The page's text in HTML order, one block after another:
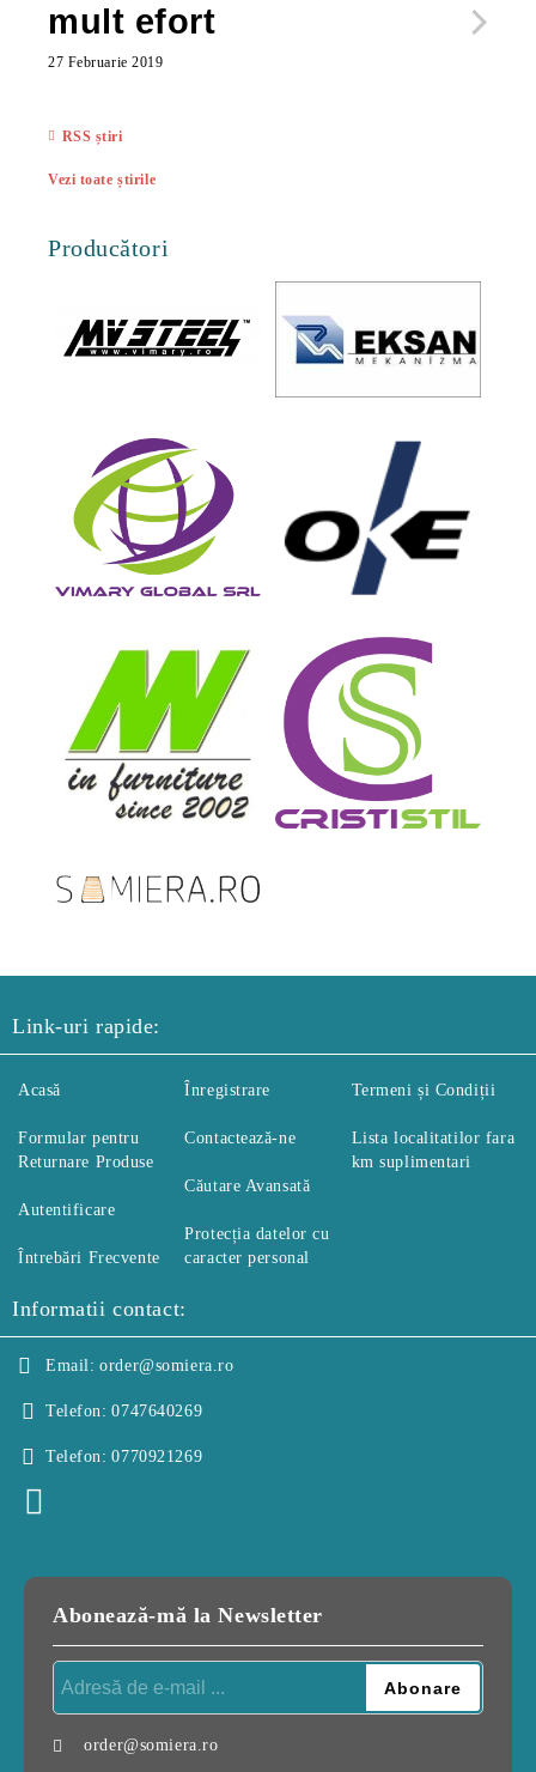
mult efort
27 Februarie 2019
RSS știri
Vezi toate știrile
Producători
Link-uri rapide:
Acasă
Formular pentru
Returnare Produse
Autentificare
Întrebări Frecvente
Înregistrare
Contactează-ne
Căutare Avansată
Protecția datelor cu
caracter personal
Termeni și Condiții
Lista localitatilor fara
km suplimentari
Informatii contact:
Email: order@somiera.ro
Telefon: 0747640269
Telefon: 0770921269
Abonează-mă la Newsletter
order@somiera.ro